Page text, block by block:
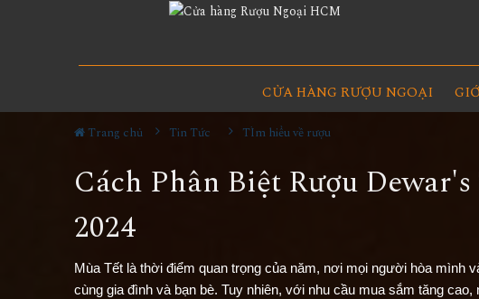
CỬA HÀNG RƯỢU NGOẠI
Trang chủ Tin Tức TÌm hiểu về rượu
Cách Phân Biệt Rượu
2024
Mùa Tết là thời điểm quan trọng của năm, nơi mọi người hòa mình
cùng gia đình và bạn bè. Tuy nhiên, với nhu cầu mua sắm tăng